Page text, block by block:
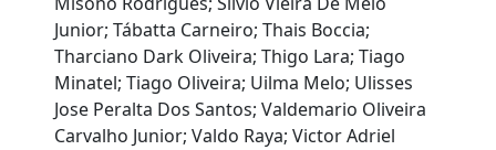
Junior; Tábatta Carneiro; Thais Boccia;
Tharciano Dark Oliveira; Thigo Lara; Tiago
Minatel; Tiago Oliveira; Uilma Melo; Ulisses
Jose Peralta Dos Santos; Valdemario Oliveira
Carvalho Junior; Valdo Raya; Victor Adriel